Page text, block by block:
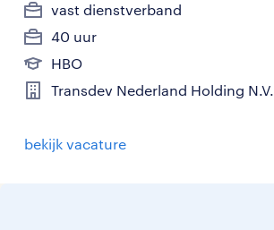
vast dienstverband
40 uur
HBO
Transdev Nederland Holding N.V.
bekijk vacature